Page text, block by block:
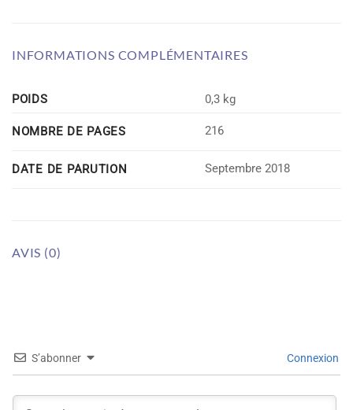
INFORMATIONS COMPLÉMENTAIRES
POIDS 0,3 kg
NOMBRE DE PAGES 216
DATE DE PARUTION Septembre 2018
AVIS (0)
S’abonner Connexion